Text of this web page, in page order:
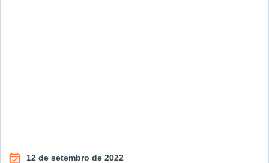
12 de setembro de 2022